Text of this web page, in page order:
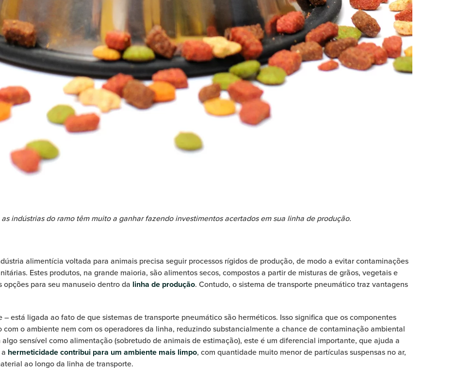
indústrias do ramo têm muito a ganhar fazendo investimentos acertados em sua linha de produção.
alimentícia voltada para animais precisa seguir processos rígidos de produção, de modo a evitar contaminações
Estes produtos, na grande maioria, são alimentos secos, compostos a partir de misturas de grãos, vegetais e
para seu manuseio dentro da linha de produção. Contudo, o sistema de transporte pneumático traz vantagens
está ligada ao fato de que sistemas de transporte pneumático são herméticos. Isso significa que os componentes
o ambiente nem com os operadores da linha, reduzindo substancialmente a chance de contaminação ambiental
sensível como alimentação (sobretudo de animais de estimação), este é um diferencial importante, que ajuda a
hermeticidade contribui para um ambiente mais limpo, com quantidade muito menor de partículas suspensas no ar,
ao longo da linha de transporte.